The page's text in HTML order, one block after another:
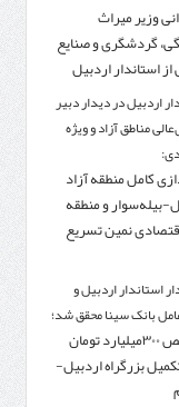
وزیر میراث
گردشگری و صنایع
استاندار اردبیل
اردبیل در دیدار دبیر
مناطق آزاد و ویژه
کامل منطقه آزاد
بیله‌سوار و منطقه
نمین تسریع
استاندار اردبیل و
بانک سینا محقق شد؛
تخصیص ۳۰۰میلیارد تومان
بزرگراه اردبیل-